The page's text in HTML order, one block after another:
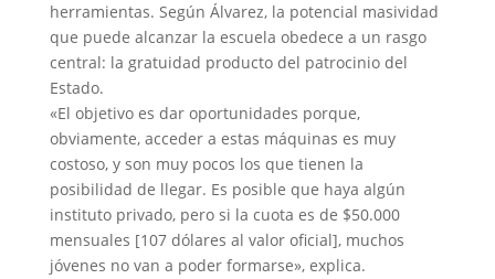
herramientas. Según Álvarez, la potencial masividad
que puede alcanzar la escuela obedece a un rasgo
central: la gratuidad producto del patrocinio del
Estado.
«El objetivo es dar oportunidades porque,
obviamente, acceder a estas máquinas es muy
costoso, y son muy pocos los que tienen la
posibilidad de llegar. Es posible que haya algún
instituto privado, pero si la cuota es de $50.000
mensuales [107 dólares al valor oficial], muchos
jóvenes no van a poder formarse», explica.